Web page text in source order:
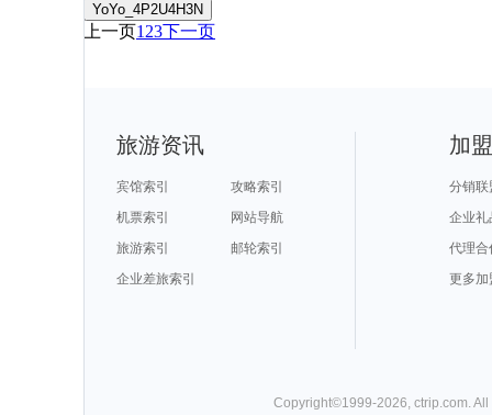
YoYo_4P2U4H3N
上一页1 23下一页
旅游资讯
宾馆索引
攻略索引
机票索引
网站导航
旅游索引
邮轮索引
企业差旅索引
加
分销联
企业礼
代理合
更多加
Copyright©1999-2026, ctrip.com.